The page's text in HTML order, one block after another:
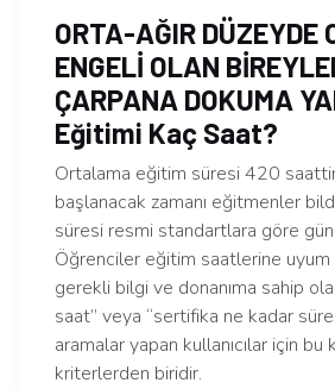
ORTA-AĞIR DÜZEYDE
ENGELİ OLAN
ÇARPANA DOKUMA
Eğitimi Kaç Saat?
Ortalama eğitim süresi 420
başlanacak zamanı eğitmenler
süresi resmi standartlara göre
Öğrenciler eğitim saatlerine uyum
gerekli bilgi ve donanıma sahip
saat” veya “sertifika ne kadar
aramalar yapan kullanıcılar için bu
kriterlerden biridir.